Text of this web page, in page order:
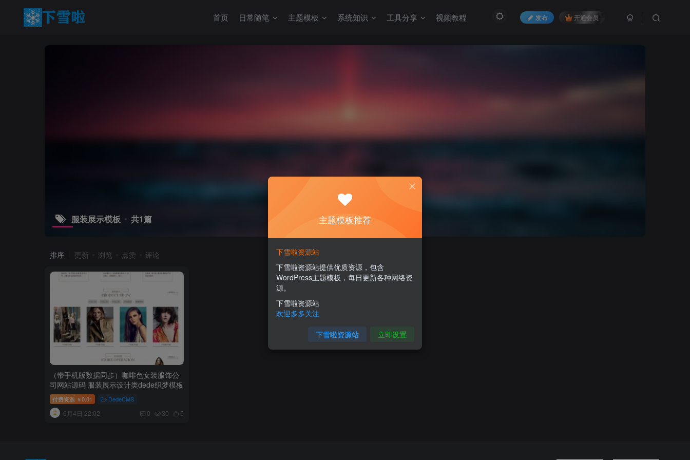
发布 开通会员
首页 日常随笔 主题模板 系统知识 工具分享 视频教程
服装展示模板 共1篇
排序 更新 浏览 点赞 评论
（带手机版数据同步）咖啡色女装服饰公
司网站源码 服装展示设计类dede织梦模板
付费资源 ￥0.01 DedeCMS
6月4日 22:02 0 30 5
主题模板推荐
下雪啦资源站
下雪啦资源站提供优质资源，包含
WordPress主题模板，每日更新各种网络资
源。
下雪啦资源站
欢迎多多关注
下雪啦资源站 立即设置